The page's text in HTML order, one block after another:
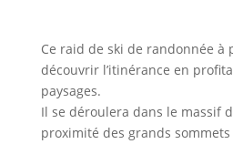
Ce raid de ski de randonnée à
découvrir l’itinérance en
paysages.
Il se déroulera dans le massif
proximité des grands